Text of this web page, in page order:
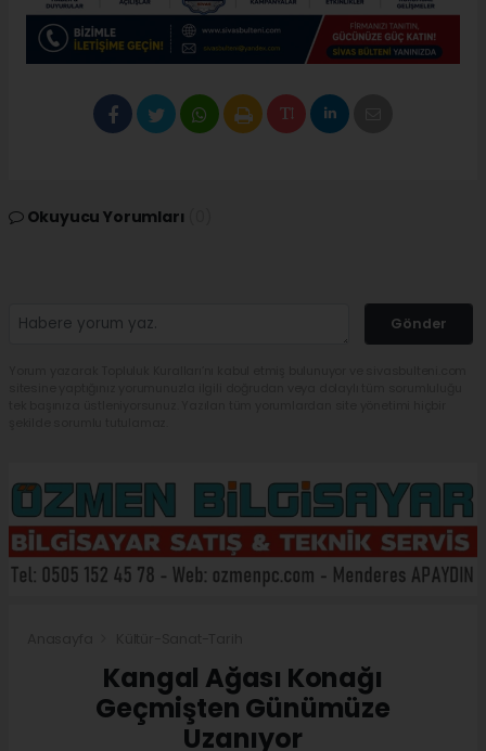
Okuyucu Yorumları
Gönder
Kangal Ağası Konağı
Geçmişten Günümüze
Uzanıyor